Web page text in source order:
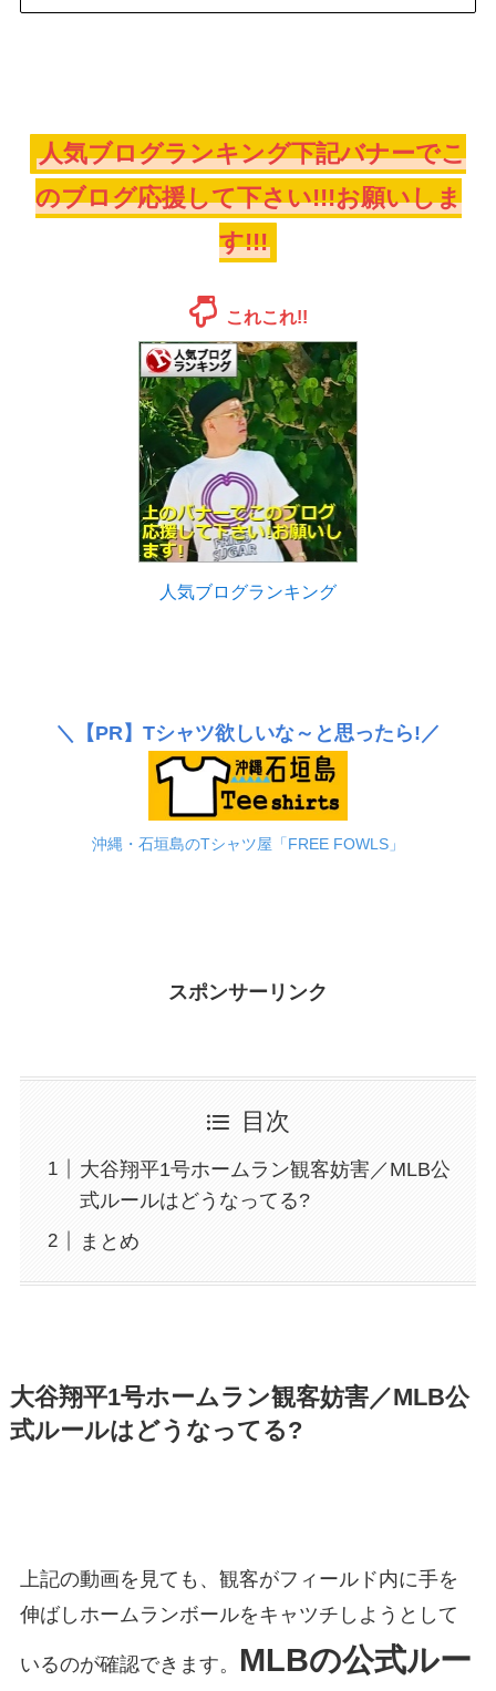
人気ブログランキング下記バナーでこ
のブログ応援して下さい!!!お願いしま
す!!!
これこれ!!
人気ブログランキング
＼ 【PR】 Tシャツ欲しいな～と思ったら!／
沖縄・石垣島のTシャツ屋「FREE FOWLS」
スポンサーリンク
目次
大谷翔平1号ホームラン観客妨害／MLB公
式ルールはどうなってる?
まとめ
大谷翔平1号ホームラン観客妨害／MLB公
式ルールはどうなってる?
上記の動画を見ても、観客がフィールド内に手を
伸ばしホームランボールをキャツチしようとして
いるのが確認できます。
MLBの公式ルー